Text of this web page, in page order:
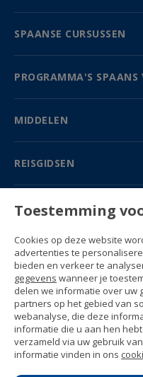
SPAANSE CURSUSSEN
PROGRAMMA'S SPAANS
MIDDELEN
REISGIDSEN
PARTNERS
Contact
Prijzen & Brochures
(+34) 91 594 37 76
Gustavo Fernández
28002 Madrid, Spain
Sitemap
Algemene voorwaarden
Privacyverklaring
Enforex Cookiebeleid
Toestemming
Cookies op deze website
advertenties te
bieden en verkeer te
gegevens wanneer je
delen we informatie over uw
partners op het gebied van
webanalyse, die deze
informatie die u aan hen
verzameld via uw gebruik
informatie vinden in ons